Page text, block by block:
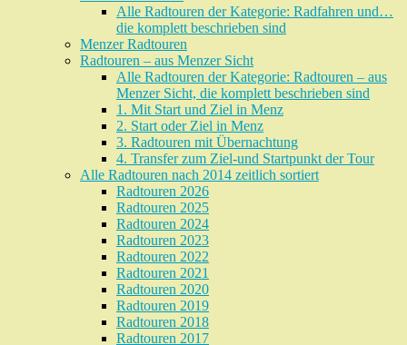
Alle Radtouren der Kategorie: Radfahren und…
die komplett beschrieben sind
Menzer Radtouren
Radtouren – aus Menzer Sicht
Alle Radtouren der Kategorie: Radtouren – aus
Menzer Sicht, die komplett beschrieben sind
1. Mit Start und Ziel in Menz
2. Start oder Ziel in Menz
3. Radtouren mit Übernachtung
4. Transfer zum Ziel-und Startpunkt der Tour
Alle Radtouren nach 2014 zeitlich sortiert
Radtouren 2026
Radtouren 2025
Radtouren 2024
Radtouren 2023
Radtouren 2022
Radtouren 2021
Radtouren 2020
Radtouren 2019
Radtouren 2018
Radtouren 2017